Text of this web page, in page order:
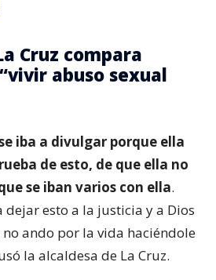
Cruz compara
abuso sexual
iba a divulgar porque ella
de esto, de que ella no
se iban varios con ella.
dejar esto a la justicia y a Dios
ando por la vida haciéndole
la alcaldesa de La Cruz.